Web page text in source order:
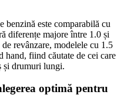
este comparabilă cu
diferențe majore între 1.0 și
revânzare, modelele cu 1.5
hand, fiind căutate de cei care
și drumuri lungi.
optimă pentru